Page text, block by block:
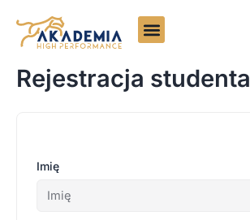
treści
Rejestracja studenta
Imię